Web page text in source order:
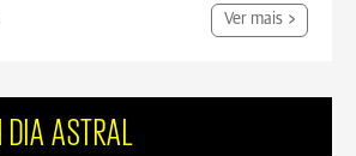
Ver mais
ASTRAL